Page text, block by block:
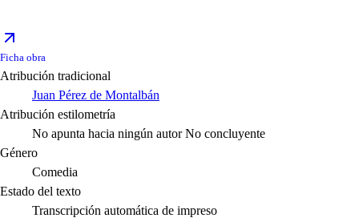
Ficha obra
Atribución tradicional
Juan Pérez de Montalbán
Atribución estilometría
No apunta hacia ningún autor No concluyente
Género
Comedia
Estado del texto
Transcripción automática de impreso